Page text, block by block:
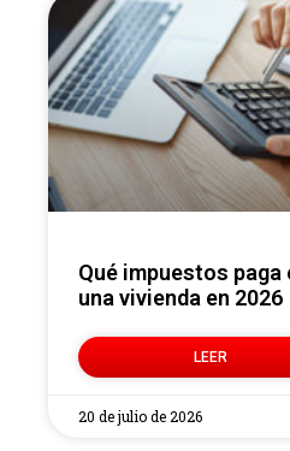
Qué impuestos paga el vendedor de
una vivienda en 2026
LEER
20 de julio de 2026